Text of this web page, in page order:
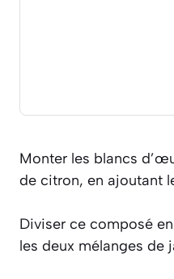
Monter les blancs
de citron, en ajoutant
Diviser ce composé
les deux mélanges de